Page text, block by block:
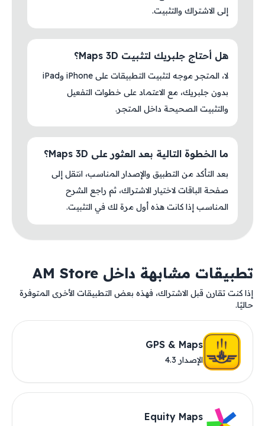
إلى الاشتراك والتثبيت.
هل أحتاج جلبريك لتثبيت Maps 3D؟
لا، المتجر موجه لتثبيت التطبيقات على iPhone وiPad
بدون جلبريك، مع الاعتماد على خطوات التفعيل
والتثبيت الصحيحة داخل المتجر.
ما الخطوة التالية بعد العثور على Maps 3D؟
بعد التأكد من التطبيق والإصدار المناسب، انتقل إلى
صفحة الباقات لاختيار الاشتراك، ثم راجع الشرح
المناسب إذا كانت هذه أول مرة لك في التثبيت.
تطبيقات مشابهة داخل AM Store
إذا كنت تقارن قبل الاشتراك، فهذه بعض التطبيقات الأخرى المتوفرة
حاليًا.
GPS & Maps
الإصدار 4.3
Equity Maps